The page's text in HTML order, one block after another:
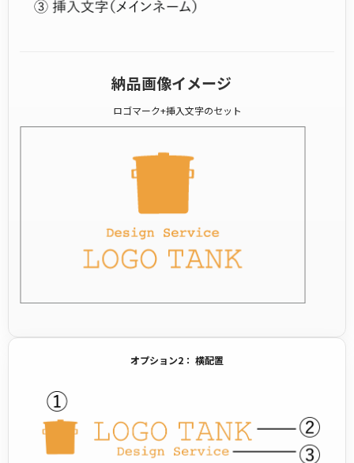
納品画像イメージ
ロゴマーク+挿入文字のセット
オプション2： 横配置